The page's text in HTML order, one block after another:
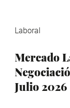
Laboral
Mercado
Julio 2026